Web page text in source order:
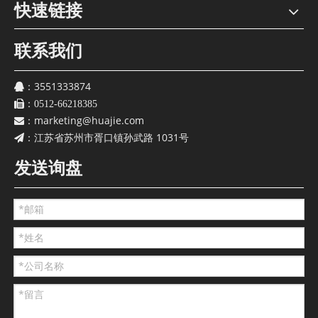
快速链接
联系我们
： 3551333874
： 0512-66218385
： marketing@huajie.com
： 江苏省苏州市胥口镇孙武路 1031号
发送询盘